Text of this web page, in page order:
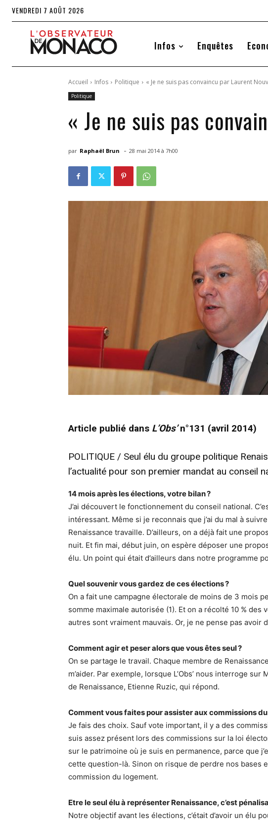
VENDREDI 7 AOÛT 2026
Infos Enquêtes
Accueil Infos Politique « Je ne suis pas convaincu par Laurent
Politique
« Je ne suis pas
par Raphaël Brun - 28 mai 2014 à 7h00
Article publié dans L’Obs’n°131 (avril 2014)
POLITIQUE / Seul élu du groupe politique
l’actualité pour son premier mandat au conseil
14 mois après les élections, votre bilan ?
J’ai découvert le fonctionnement du conseil national.
intéressant. Même si je reconnais que j’ai du mal à
Renaissance travaille. D’ailleurs, on a déjà fait une
nuit. Et fin mai, début juin, on espère déposer une
élu. Un point qui était d’ailleurs dans notre programme
Quel souvenir vous gardez de ces élections ?
On a fait une campagne électorale de moins de 3 mois
somme maximale autorisée (1). Et on a récolté 10 %
autres sont vraiment mauvais. Or, je ne pense pas
Comment agir et peser alors que vous êtes seul ?
On se partage le travail. Chaque membre de
m’aider. Par exemple, lorsque L’Obs’ nous interroge sur
de Renaissance, Etienne Ruzic, qui répond.
Comment vous faites pour assister aux commissions
Je fais des choix. Sauf vote important, il y a des
suis assez présent lors des commissions sur la loi
sur le patrimoine où je suis en permanence, parce que
cette question-là. Sinon on risque de perdre nos bases
commission du logement.
Etre le seul élu à représenter Renaissance, c’est
Notre objectif avant les élections, c’était d’avoir un élu